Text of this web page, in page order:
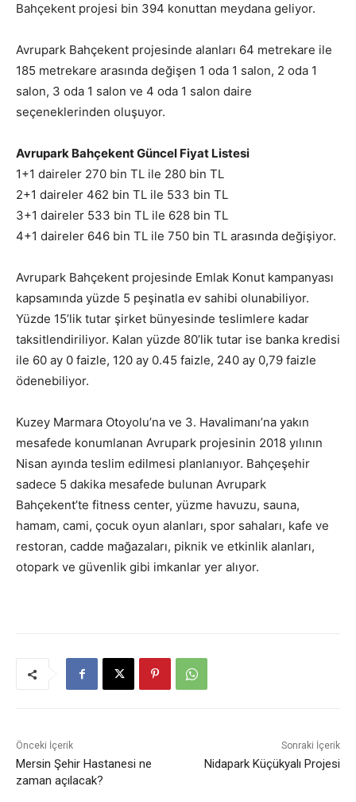
Bahçekent projesi bin 394 konuttan meydana geliyor.
Avrupark Bahçekent projesinde alanları 64 metrekare ile
185 metrekare arasında değişen 1 oda 1 salon, 2 oda 1
salon, 3 oda 1 salon ve 4 oda 1 salon daire
seçeneklerinden oluşuyor.
Avrupark Bahçekent Güncel Fiyat Listesi
1+1 daireler 270 bin TL ile 280 bin TL
2+1 daireler 462 bin TL ile 533 bin TL
3+1 daireler 533 bin TL ile 628 bin TL
4+1 daireler 646 bin TL ile 750 bin TL arasında değişiyor.
Avrupark Bahçekent projesinde Emlak Konut kampanyası
kapsamında yüzde 5 peşinatla ev sahibi olunabiliyor.
Yüzde 15’lik tutar şirket bünyesinde teslimlere kadar
taksitlendiriliyor. Kalan yüzde 80’lik tutar ise banka kredisi
ile 60 ay 0 faizle, 120 ay 0.45 faizle, 240 ay 0,79 faizle
ödenebiliyor.
Kuzey Marmara Otoyolu’na ve 3. Havalimanı’na yakın
mesafede konumlanan Avrupark projesinin 2018 yılının
Nisan ayında teslim edilmesi planlanıyor. Bahçeşehir
sadece 5 dakika mesafede bulunan Avrupark
Bahçekent’te fitness center, yüzme havuzu, sauna,
hamam, cami, çocuk oyun alanları, spor sahaları, kafe ve
restoran, cadde mağazaları, piknik ve etkinlik alanları,
otopark ve güvenlik gibi imkanlar yer alıyor.
Önceki İçerik
Mersin Şehir Hastanesi ne
zaman açılacak?
Sonraki İçerik
Nidapark Küçükyalı Projesi